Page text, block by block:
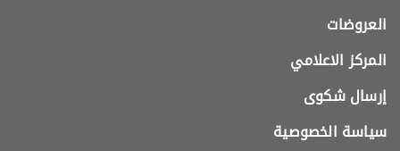
العروضات
المركز الاعلامي
إرسال شكوى
سياسة الخصوصية